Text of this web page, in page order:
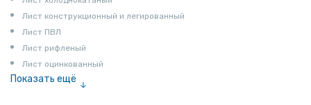
Лист конструкционный и легированный
Лист ПВЛ
Лист рифленый
Лист оцинкованный
Показать ещё